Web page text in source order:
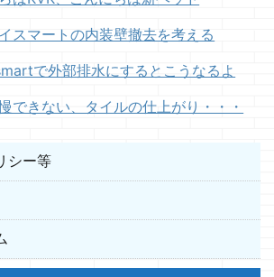
スマートの内装壁撤去を考える
で外部排水にするとこうなるよ
できない、タイルの仕上がり・・・
シー等